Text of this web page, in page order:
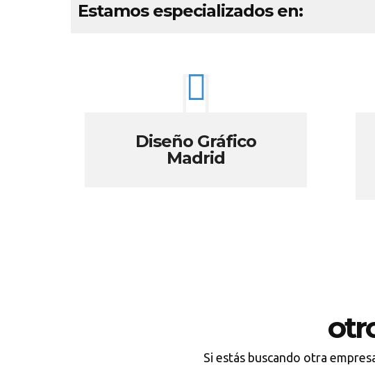
Estamos especializados en:
Diseño Gráfico
Madrid
Si estás buscando otra